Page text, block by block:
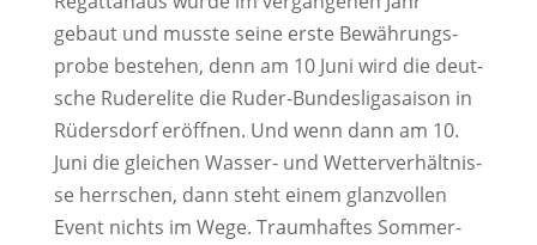
gebaut und muss­te sei­ne ers­te Bewäh­rungs­
pro­be bestehen, denn am 10 Juni wird die deut­
sche Ruder­eli­te die Ruder-Bun­des­li­ga­sai­son in
Rüders­dorf eröff­nen. Und wenn dann am 10.
Juni die glei­chen Was­ser- und Wet­ter­ver­hält­nis­
se herr­schen, dann steht einem glanz­vol­len
Event nichts im Wege. Traum­haf­tes Som­mer-